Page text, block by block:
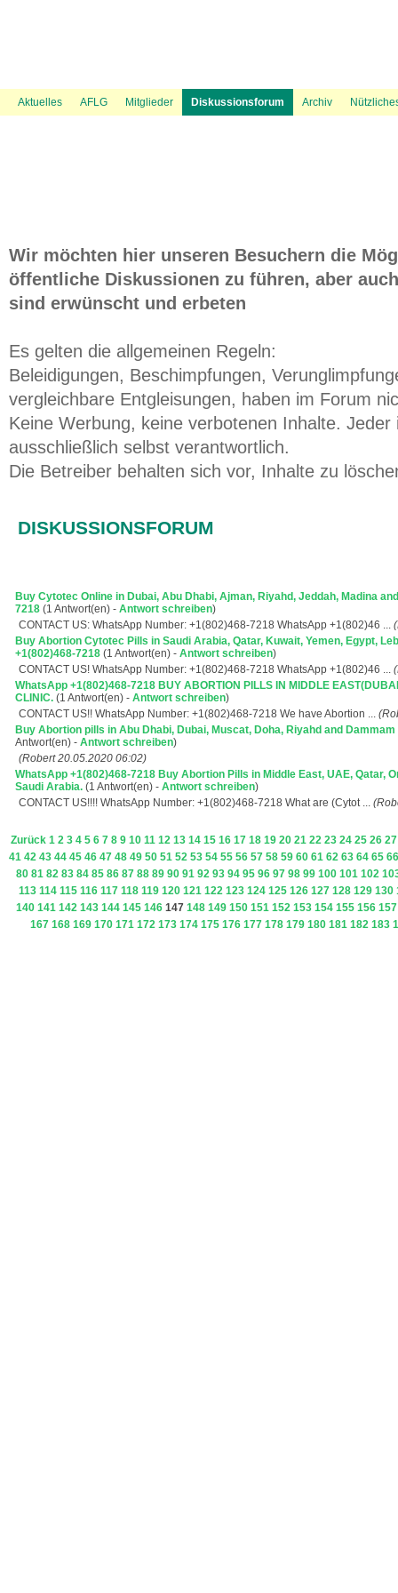
Aktuelles AFLG Mitglieder Diskussionsforum Archiv
News Ticker UVP Verfahren Laufende rechtliche Aktivitäten
Über uns Information Gästebuch
UVP Unterlagen Amtshaftungsklage Mediation
Politik Presse Recht
Flugspuren Flugwetter Austrowetter Fluglärmmessung des DFLD
Flugbeschränkungsgebiet Wien UVE Flugrouten Bevölkerungsdichte
Wir möchten hier unseren Besuchern die
öffentliche Diskussionen zu führen, aber
sind erwünscht und erbeten
Es gelten die allgemeinen Regeln:
Beleidigungen, Beschimpfungen,
vergleichbare Entgleisungen, haben im Forum
Keine Werbung, keine verbotenen Inhalte.
ausschließlich selbst verantwortlich.
Die Betreiber behalten sich vor, Inhalte zu
DISKUSSIONSFORUM
Buy Cytotec Online in Dubai, Abu Dhabi, Ajman, Riyahd, Jeddah, Madina
7218 (1 Antwort(en) - Antwort schreiben)
CONTACT US: WhatsApp Number: +1(802)468-7218 WhatsApp +1(802)46 ...
Buy Abortion Cytotec Pills in Saudi Arabia, Qatar, Kuwait, Yemen, Egypt,
+1(802)468-7218 (1 Antwort(en) - Antwort schreiben)
CONTACT US! WhatsApp Number: +1(802)468-7218 WhatsApp +1(802)46 ...
WhatsApp +1(802)468-7218 BUY ABORTION PILLS IN MIDDLE
CLINIC. (1 Antwort(en) - Antwort schreiben)
CONTACT US!! WhatsApp Number: +1(802)468-7218 We have Abortion ...
Buy Abortion pills in Abu Dhabi, Dubai, Muscat, Doha, Riyahd and
Antwort(en) - Antwort schreiben)
(Robert 20.05.2020 06:02)
WhatsApp +1(802)468-7218 Buy Abortion Pills in Middle East, UAE, Qatar,
Saudi Arabia. (1 Antwort(en) - Antwort schreiben)
CONTACT US!!!! WhatsApp Number: +1(802)468-7218 What are (Cytot ...
Zurück 1 2 3 4 5 6 7 8 9 10 11 12 13 14 15 16 17 18 19 20 21 22 23 24 25 26 27
41 42 43 44 45 46 47 48 49 50 51 52 53 54 55 56 57 58 59 60 61 62 63 64 65 66
80 81 82 83 84 85 86 87 88 89 90 91 92 93 94 95 96 97 98 99 100 101 102
113 114 115 116 117 118 119 120 121 122 123 124 125 126 127 128 129 130
140 141 142 143 144 145 146 147 148 149 150 151 152 153 154 155 156 157
167 168 169 170 171 172 173 174 175 176 177 178 179 180 181 182 183